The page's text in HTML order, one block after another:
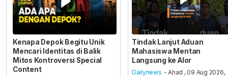
Kenapa Depok Begitu Unik
Mencari Identitas di Balik
Mitos Kontroversi Special
Content
Tindak Lanjut Aduan
Mahasiswa Mentan
Langsung ke Alor
Dailynews - Ahad , 09 Aug 2026,